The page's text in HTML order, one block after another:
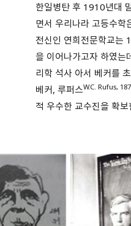
한일병탄 후 1910년대
면서 우리나라 고등수학
전신인 연희전문학교는
을 이어나가고자 하였는
리학 석사 아서 베커를
베커, 루퍼스W.C. Rufus,
적 우수한 교수진을 확